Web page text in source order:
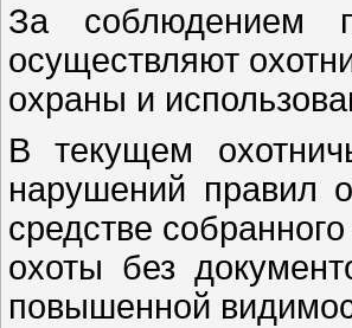
За соблюдением
осуществляют
охраны и
В текущем
нарушений правил
средстве
охоты без
повышенной